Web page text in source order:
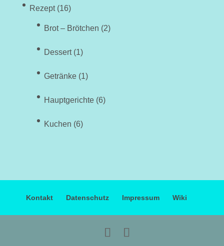
Rezept(16)
Brot – Brötchen (2)
Dessert(1)
Getränke(1)
Hauptgerichte(6)
Kuchen (6)
Kontakt Datenschutz Impressum Wiki